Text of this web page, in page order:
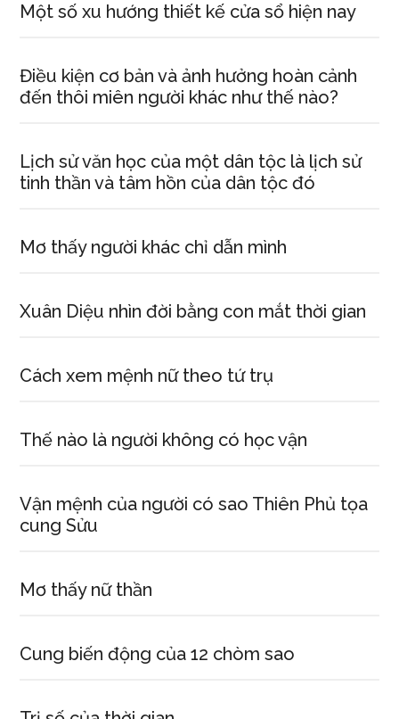
Một số xu hướng thiết kế cửa sổ hiện nay
Điều kiện cơ bản và ảnh hưởng hoàn cảnh
đến thôi miên người khác như thế nào?
Lịch sử văn học của một dân tộc là lịch sử
tinh thần và tâm hồn của dân tộc đó
Mơ thấy người khác chỉ dẫn mình
Xuân Diệu nhìn đời bằng con mắt thời gian
Cách xem mệnh nữ theo tứ trụ
Thế nào là người không có học vận
Vận mệnh của người có sao Thiên Phủ tọa
cung Sửu
Mơ thấy nữ thần
Cung biến động của 12 chòm sao